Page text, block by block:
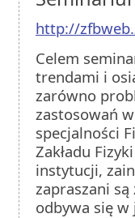
http://
Celem
trendami i
zarówno
zastosowań
specjalności
Zakładu
instytucji,
zapraszani
odbywa się